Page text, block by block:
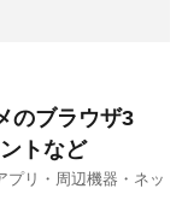
のブラウザ3
トなど
プリ・周辺機器・ネッ